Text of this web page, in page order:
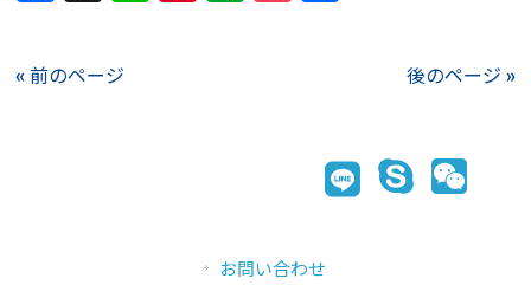
« 前のページ 後のページ »
お問い合わせ